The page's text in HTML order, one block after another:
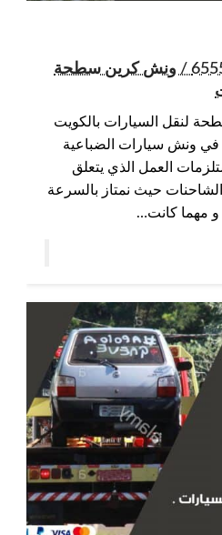
ونش الضباعية / 65557275 / ونش كرين سطحة
لنقل السيارات بالكويت
ونش سيارات الضباعية
العمل الذي يتعلق
حيث نمتاز بالسرعة
و مهما كانت…